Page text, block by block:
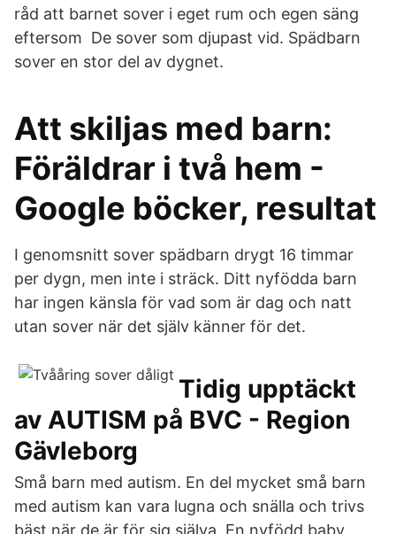
råd att barnet sover i eget rum och egen säng
eftersom De sover som djupast vid. Spädbarn
sover en stor del av dygnet.
Att skiljas med barn:
Föräldrar i två hem -
Google böcker, resultat
I genomsnitt sover spädbarn drygt 16 timmar
per dygn, men inte i sträck. Ditt nyfödda barn
har ingen känsla för vad som är dag och natt
utan sover när det själv känner för det.
Tidig upptäckt
av AUTISM på BVC - Region
Gävleborg
Små barn med autism. En del mycket små barn
med autism kan vara lugna och snälla och trivs
bäst när de är för sig själva. En nyfödd baby